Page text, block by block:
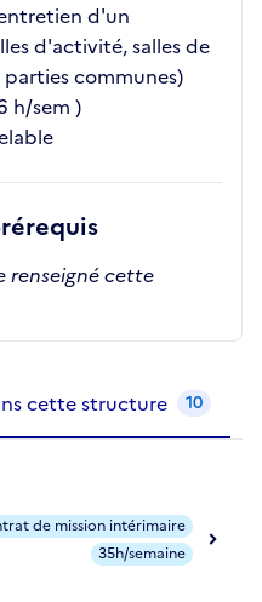
d'un
d'activité, salles de
communes)
h/sem )
renseigné cette
cette structure 10
de mission intérimaire
35h/semaine